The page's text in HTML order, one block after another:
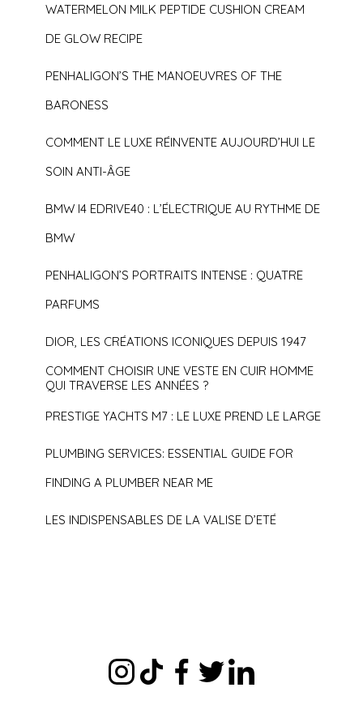
WATERMELON MILK PEPTIDE CUSHION CREAM
DE GLOW RECIPE
PENHALIGON’S THE MANOEUVRES OF THE
BARONESS
COMMENT LE LUXE RÉINVENTE AUJOURD’HUI LE
SOIN ANTI-ÂGE
BMW I4 EDRIVE40 : L’ÉLECTRIQUE AU RYTHME DE
BMW
PENHALIGON’S PORTRAITS INTENSE : QUATRE
PARFUMS
DIOR, LES CRÉATIONS ICONIQUES DEPUIS 1947
COMMENT CHOISIR UNE VESTE EN CUIR HOMME
QUI TRAVERSE LES ANNÉES ?
PRESTIGE YACHTS M7 : LE LUXE PREND LE LARGE
PLUMBING SERVICES: ESSENTIAL GUIDE FOR
FINDING A PLUMBER NEAR ME
LES INDISPENSABLES DE LA VALISE D’ETÉ